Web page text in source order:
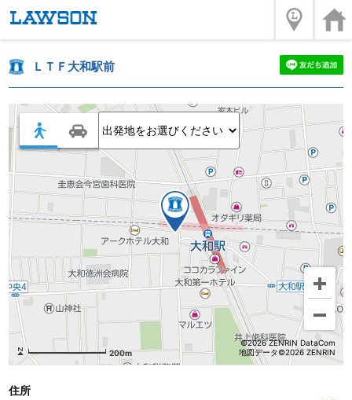
ＬＴＦ大和駅前
200m
©2026 ZENRIN DataCom
地図データ©2026 ZENRIN
住所